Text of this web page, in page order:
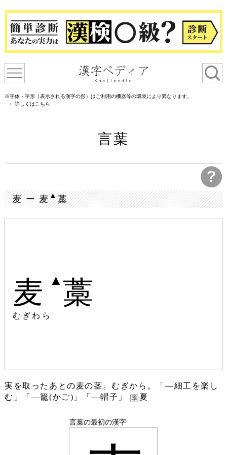
※字体・字形（表示される漢字の形）はご利用の機器等の環境により異なります。
詳しくはこちら
言葉
麦 ー 麦▲藁
麦 ▲ 藁
むぎわら
実を取ったあとの麦の茎。むぎから。「―細工を楽し
む」「―籠(かご)」「―帽子」
夏
言葉の最初の漢字